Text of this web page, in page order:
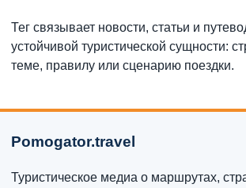
Тег связывает новости, статьи и
устойчивой туристической сущности:
теме, правилу или сценарию поездки.
Pomogator.travel
Туристическое медиа о маршрутах,